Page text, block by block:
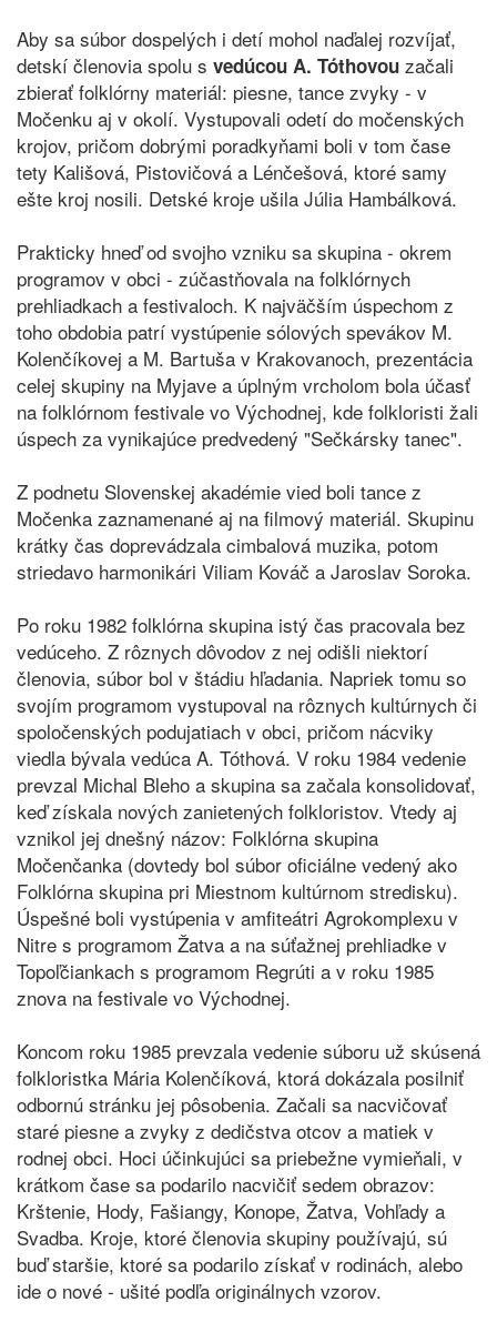
Aby sa súbor dospelých i detí mohol naďalej rozvíjať,
detskí členovia spolu s vedúcou A. Tóthovou začali
zbierať folklórny materiál: piesne, tance zvyky - v
Močenku aj v okolí. Vystupovali odetí do močenských
krojov, pričom dobrými poradkyňami boli v tom čase
tety Kališová, Pistovičová a Lénčešová, ktoré samy
ešte kroj nosili. Detské kroje ušila Júlia Hambálková.
Prakticky hneď od svojho vzniku sa skupina - okrem
programov v obci - zúčastňovala na folklórnych
prehliadkach a festivaloch. K najväčším úspechom z
toho obdobia patrí vystúpenie sólových spevákov M.
Kolenčíkovej a M. Bartuša v Krakovanoch, prezentácia
celej skupiny na Myjave a úplným vrcholom bola účasť
na folklórnom festivale vo Východnej, kde folkloristi žali
úspech za vynikajúce predvedený "Sečkársky tanec".
Z podnetu Slovenskej akadémie vied boli tance z
Močenka zaznamenané aj na filmový materiál. Skupinu
krátky čas doprevádzala cimbalová muzika, potom
striedavo harmonikári Viliam Kováč a Jaroslav Soroka.
Po roku 1982 folklórna skupina istý čas pracovala bez
vedúceho. Z rôznych dôvodov z nej odišli niektorí
členovia, súbor bol v štádiu hľadania. Napriek tomu so
svojím programom vystupoval na rôznych kultúrnych či
spoločenských podujatiach v obci, pričom nácviky
viedla bývala vedúca A. Tóthová. V roku 1984 vedenie
prevzal Michal Bleho a skupina sa začala konsolidovať,
keď získala nových zanietených folkloristov. Vtedy aj
vznikol jej dnešný názov: Folklórna skupina
Močenčanka (dovtedy bol súbor oficiálne vedený ako
Folklórna skupina pri Miestnom kultúrnom stredisku).
Úspešné boli vystúpenia v amfiteátri Agrokomplexu v
Nitre s programom Žatva a na súťažnej prehliadke v
Topoľčiankach s programom Regrúti a v roku 1985
znova na festivale vo Východnej.
Koncom roku 1985 prevzala vedenie súboru už skúsená
folkloristka Mária Kolenčíková, ktorá dokázala posilniť
odbornú stránku jej pôsobenia. Začali sa nacvičovať
staré piesne a zvyky z dedičstva otcov a matiek v
rodnej obci. Hoci účinkujúci sa priebežne vymieňali, v
krátkom čase sa podarilo nacvičiť sedem obrazov:
Krštenie, Hody, Fašiangy, Konope, Žatva, Vohľady a
Svadba. Kroje, ktoré členovia skupiny používajú, sú
buď staršie, ktoré sa podarilo získať v rodinách, alebo
ide o nové - ušité podľa originálnych vzorov.